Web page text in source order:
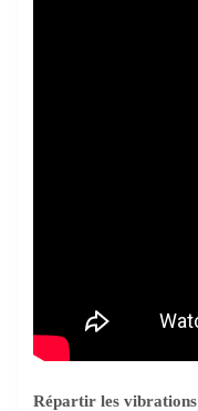
Répartir les vibrations